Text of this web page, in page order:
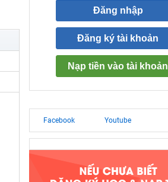
Đăng nhập
Đăng ký tài khoản
Nạp tiền vào tài khoản
Facebook Youtube